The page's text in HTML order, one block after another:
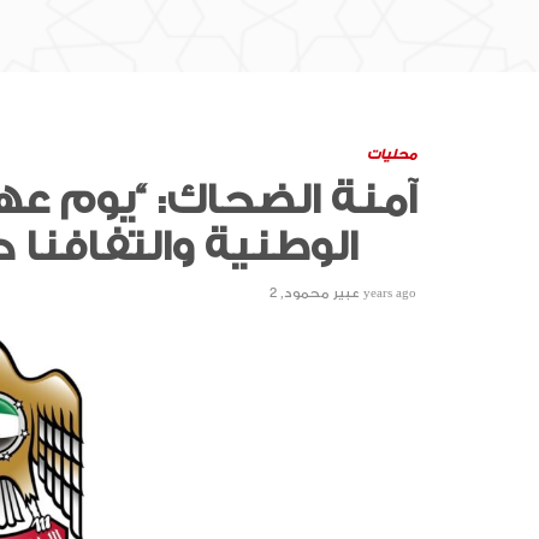
محليات
آمنة الضحاك: “يوم
الوطنية والتفافنا حول قيادتنا الرشيدة
عبير محمود, 2 years ago